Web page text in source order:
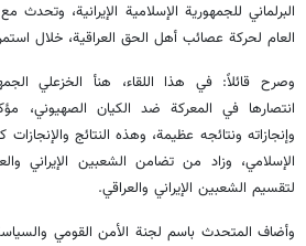
البرلماني للجمهورية الإسلامية الإيرانية،
العام لحركة عصائب أهل الحق العراقية، خلال
وصرح قائلاً: في هذا اللقاء، هنأ الخزعلي
انتصارها في المعركة ضد الكيان الصهيوني،
وإنجازاته ونتائجه عظيمة، وهذه النتائج
الإسلامي، وزاد من تضامن الشعبين الإيراني
لتقسيم الشعبين الإيراني والعراقي.
وأضاف المتحدث باسم لجنة الأمن القومي